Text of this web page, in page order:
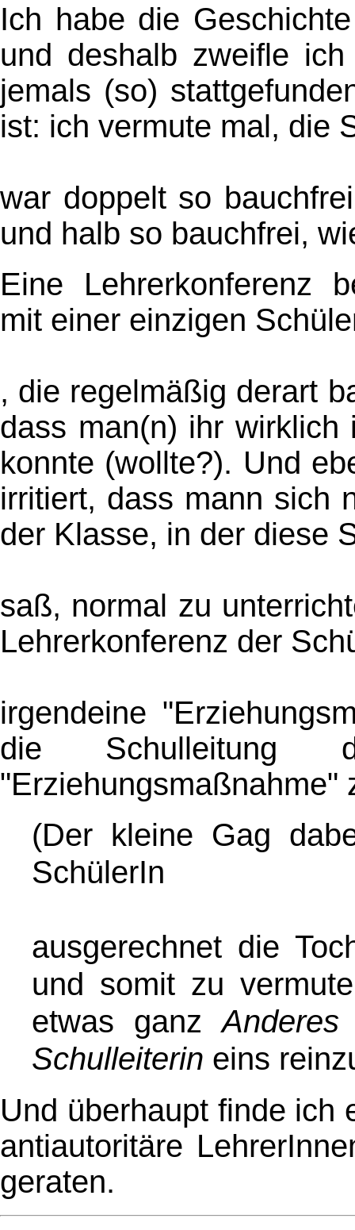
Ich habe die
und deshalb zweifle
jemals (so)
ist: ich vermute mal, die
war doppelt so
und halb so bauchfrei,
Eine Lehrerkonferenz
mit einer einzigen
, die regelmäßig derart
dass man(n) ihr wirklich
konnte (wollte?). Und
irritiert, dass mann sich
der Klasse, in der diese
saß, normal zu
Lehrerkonferenz der
irgendeine
die Schulleitung
"Erziehungsmaßnahme"
(Der kleine Gag
SchülerIn
ausgerechnet die
und somit zu
etwas ganzAnderes
Schulleiterin eins
Und überhaupt finde ich
antiautoritäre
geraten.